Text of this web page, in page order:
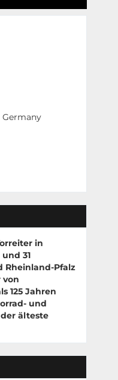
Germany
in
und 31
Rheinland-Pfalz
von
125 Jahren
und
älteste